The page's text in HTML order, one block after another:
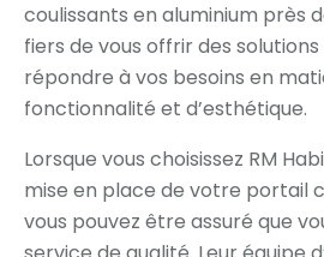
coulissants en aluminium près
fiers de vous offrir des
répondre à vos besoins en
fonctionnalité et d’esthétique.
Lorsque vous choisissez RM
mise en place de votre portail
vous pouvez être assuré que